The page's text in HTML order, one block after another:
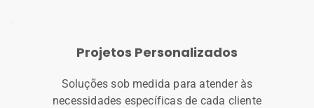
Projetos Personalizados
Soluções sob medida para atender às
necessidades específicas de cada cliente